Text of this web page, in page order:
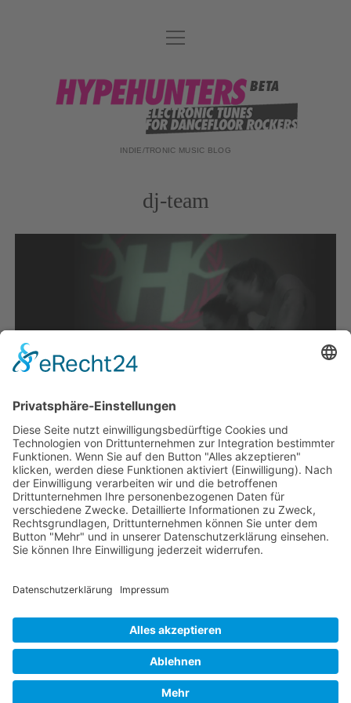
DATENSCHUTZ
DJ-TEAM
ABOUT
Menü
öffnen
hypehunters
INDIE/TRONIC MUSIC BLOG
dj-team
Die beidenHypehunters DJ Firutin undDJ El
Sandinoversorgen das Publikum unter dem Motto
electronic tunes for dancefloor rockersmit einem
heftig abgehenden Mix elektronischer Sounds. Minimal
ist dabei nur der Eintritt, ansonsten dominieren
maximal rockende Töne. Die feierwütige Crowd
erwartet New Rave, Electropop, Indietronics, Electro
House und die heißesten Remixe von den